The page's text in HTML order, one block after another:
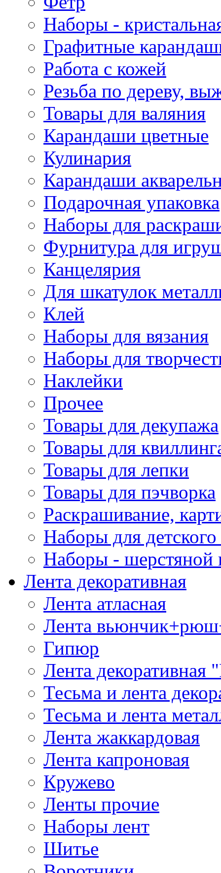
Наборы -
Графитные
Работа с кожей
Резьба по дереву,
Товары для валяния
Карандаши цветные
Кулинария
Карандаши
Подарочная упаковка
Наборы для
Фурнитура для
Канцелярия
Для шкатулок
Клей
Наборы для вязания
Наборы для
Наклейки
Прочее
Товары для декупажа
Товары для
Товары для лепки
Товары для пэчворка
Раскрашивание,
Наборы для
Наборы - шерстяной
Лента декоративная
Лента атласная
Лента
Гипюр
Лента декоративная
Тесьма и лента
Тесьма и лента
Лента жаккардовая
Лента капроновая
Кружево
Ленты прочие
Наборы лент
Шитье